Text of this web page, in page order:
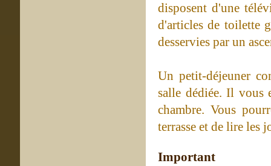
disposent d'une
d'articles de toilette
desservies par un
Un petit-déjeuner
salle dédiée. Il vous
chambre. Vous
terrasse et de lire les
Important